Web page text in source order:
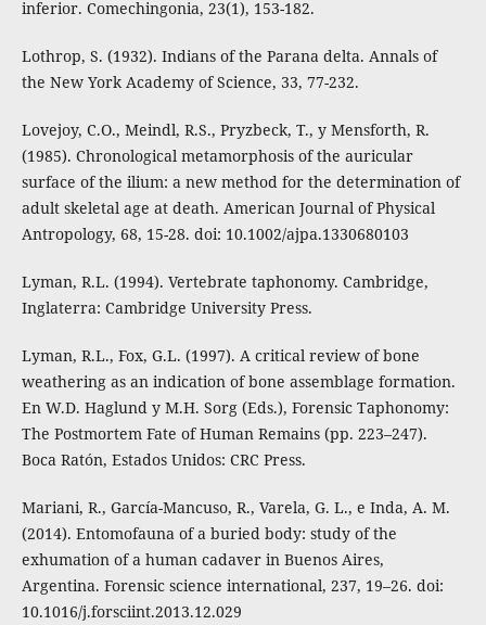
inferior. Comechingonia, 23(1), 153-182.
Lothrop, S. (1932). Indians of the Parana delta. Annals of
the New York Academy of Science, 33, 77-232.
Lovejoy, C.O., Meindl, R.S., Pryzbeck, T., y Mensforth, R.
(1985). Chronological metamorphosis of the auricular
surface of the ilium: a new method for the determination of
adult skeletal age at death. American Journal of Physical
Antropology, 68, 15-28. doi: 10.1002/ajpa.1330680103
Lyman, R.L. (1994). Vertebrate taphonomy. Cambridge,
Inglaterra: Cambridge University Press.
Lyman, R.L., Fox, G.L. (1997). A critical review of bone
weathering as an indication of bone assemblage formation.
En W.D. Haglund y M.H. Sorg (Eds.), Forensic Taphonomy:
The Postmortem Fate of Human Remains (pp. 223–247).
Boca Ratón, Estados Unidos: CRC Press.
Mariani, R., García-Mancuso, R., Varela, G. L., e Inda, A. M.
(2014). Entomofauna of a buried body: study of the
exhumation of a human cadaver in Buenos Aires,
Argentina. Forensic science international, 237, 19–26. doi:
10.1016/j.forsciint.2013.12.029